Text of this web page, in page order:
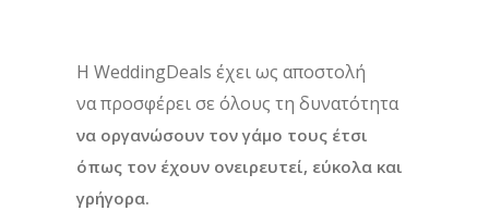
H WeddingDeals έχει ως αποστολή
να προσφέρει σε όλους τη δυνατότητα
να οργανώσουν τον γάμο τους έτσι
όπως τον έχουν ονειρευτεί, εύκολα και
γρήγορα.